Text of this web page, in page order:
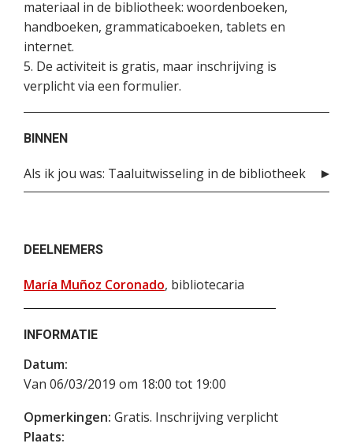
materiaal in de bibliotheek: woordenboeken,
handboeken, grammaticaboeken, tablets en
internet.
5. De activiteit is gratis, maar inschrijving is
verplicht via een formulier.
BINNEN
Als ik jou was: Taaluitwisseling in de bibliotheek
DEELNEMERS
María Muñoz Coronado, bibliotecaria
INFORMATIE
Datum:
Van 06/03/2019 om 18:00 tot 19:00
Opmerkingen: Gratis. Inschrijving verplicht
Plaats: